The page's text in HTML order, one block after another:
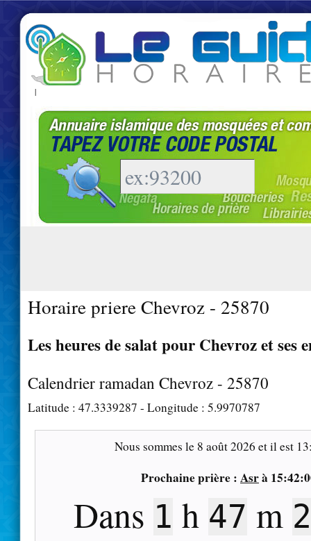
|
Horaire priere Chevroz - 25870
Les heures de salat pour Chevroz et ses
Calendrier ramadan Chevroz - 25870
Latitude : 47.3339287 - Longitude : 5.9970787
Nous sommes le 8 août 2026 et il est
Prochaine prière : Asrà
Dans 1 h 47 m